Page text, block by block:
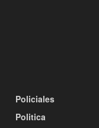
Policiales
Politica